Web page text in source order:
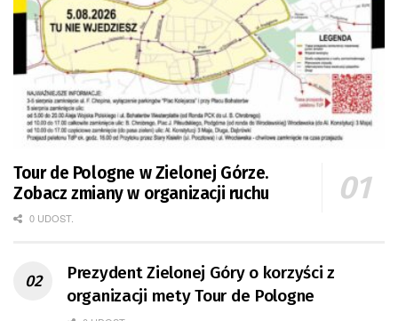
Tour de Pologne w Zielonej Górze.
Zobacz zmiany w organizacji ruchu
0 UDOST.
Prezydent Zielonej Góry o korzyści z
organizacji mety Tour de Pologne